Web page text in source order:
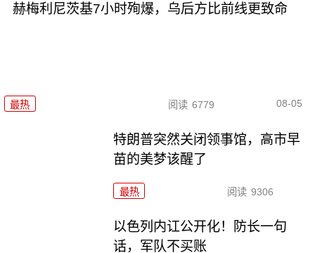
赫梅利尼茨基7小时殉爆，乌后方比前线更致命
最热 阅读 6779 08-05
特朗普突然关闭领事馆，高市早
苗的美梦该醒了
最热 阅读 9306
以色列内讧公开化！防长一句
话，军队不买账